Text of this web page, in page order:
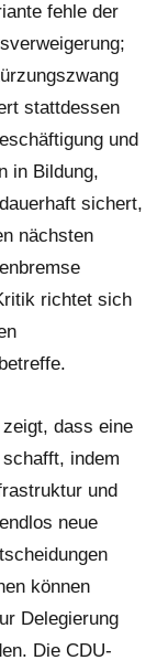
fehle der
stattdessen
und
in Bildung,
sichert,
nächsten
richtet sich
dass eine
indem
und
neue
können
Delegierung
Die CDU-